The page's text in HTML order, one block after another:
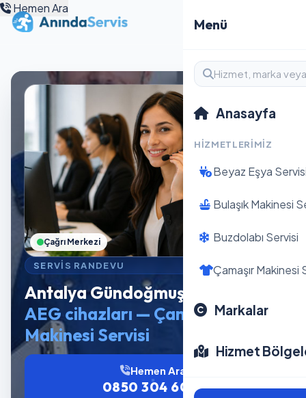
Menü
Anasayfa
HIZMETLERIMIZ
Beyaz Eşya
Bulaşık Makinesi
Buzdolabı Servisi
Çamaşır Makinesi
Markalar
Hizmet
Hemen Ara
SERVIS RANDEVU
Antalya Gündoğmuş
AEG cihazları — Çamaşır
Makinesi Servisi
Hemen Ara
0850 304 6012
Çağrı Merkezi